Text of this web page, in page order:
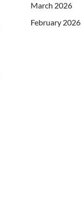
March 2026
February 2026